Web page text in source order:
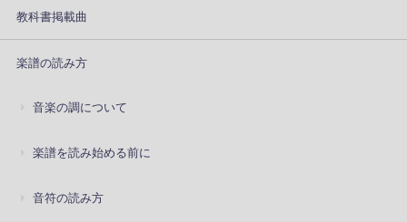
教科書掲載曲
楽譜の読み方
音楽の調について
楽譜を読み始める前に
音符の読み方